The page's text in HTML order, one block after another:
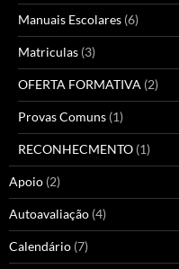
Manuais Escolares (6)
Matriculas (3)
OFERTA FORMATIVA (2)
Provas Comuns (1)
RECONHECMENTO (1)
Apoio (2)
Autoavaliação (4)
Calendário (7)